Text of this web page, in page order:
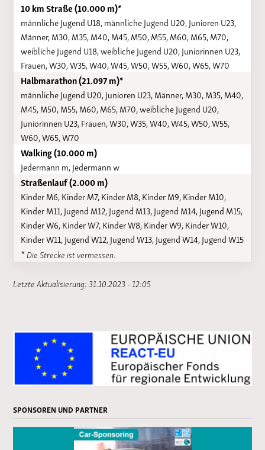
10 km Straße (10.000 m)*
männliche Jugend U18, männliche Jugend U20, Junioren U23,
Männer, M30, M35, M40, M45, M50, M55, M60, M65, M70,
weibliche Jugend U18, weibliche Jugend U20, Juniorinnen U23,
Frauen, W30, W35, W40, W45, W50, W55, W60, W65, W70
Halbmarathon (21.097 m)*
männliche Jugend U20, Junioren U23, Männer, M30, M35, M40,
M45, M50, M55, M60, M65, M70, weibliche Jugend U20,
Juniorinnen U23, Frauen, W30, W35, W40, W45, W50, W55,
W60, W65, W70
Walking (10.000 m)
Jedermann m, Jedermann w
Straßenlauf (2.000 m)
Kinder M6, Kinder M7, Kinder M8, Kinder M9, Kinder M10,
Kinder M11, Jugend M12, Jugend M13, Jugend M14, Jugend M15,
Kinder W6, Kinder W7, Kinder W8, Kinder W9, Kinder W10,
Kinder W11, Jugend W12, Jugend W13, Jugend W14, Jugend W15
* Die Strecke ist vermessen.
Letzte Aktualisierung: 31.10.2023 - 12:05
SPONSOREN UND PARTNER